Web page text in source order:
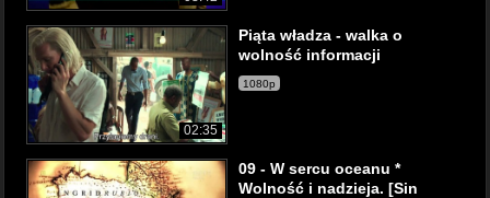
02:35
Piąta władza - walka o
wolność informacji
1080p
09 - W sercu oceanu *
Wolność i nadzieja. [Sin